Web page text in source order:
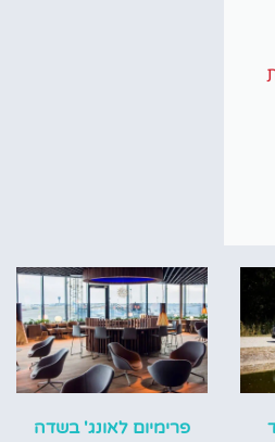
פרימיום לאונג' בשדה